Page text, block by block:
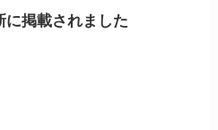
に掲載されました